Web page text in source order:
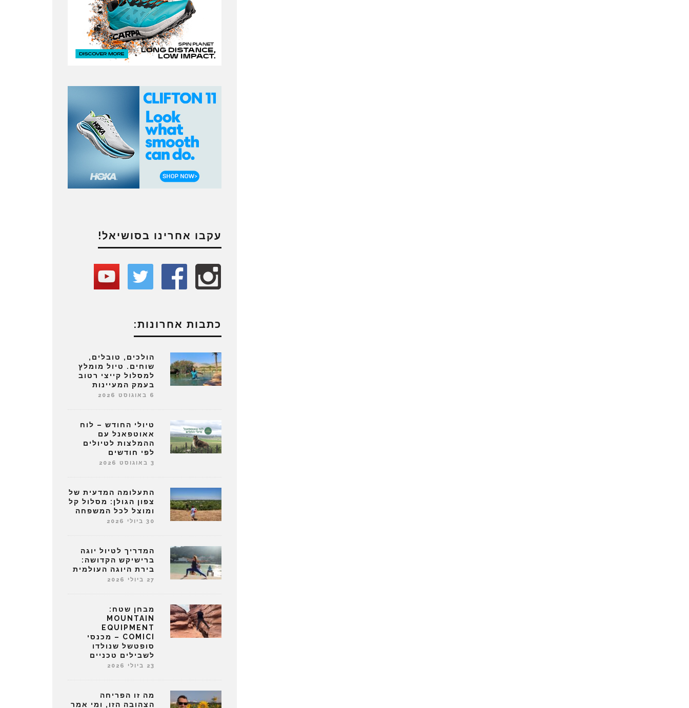
עקבו אחרינו בסושיאל!
כתבות אחרונות:
הולכים, טובלים,
שוחים. טיול מומלץ
למסלול קייצי רטוב
בעמק המעיינות
6 באוגוסט 2026
טיולי החודש – לוח
אאוטפאנל עם
ההמלצות לטיולים
לפי חודשים
3 באוגוסט 2026
התעלומה המדעית של
צפון הגולן: מסלול קל
ומוצל לכל המשפחה
30 ביולי 2026
המדריך לטיול יוגה
ברישיקש הקדושה:
בירת היוגה העולמית
27 ביולי 2026
מבחן שטח:
MOUNTAIN
EQUIPMENT
COMICI – מכנסי
סופטשל שנולדו
לשבילים טכניים
23 ביולי 2026
מה זו הפריחה
הצהובה הזו, ומי אמר